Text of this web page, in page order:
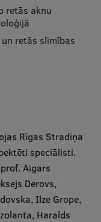
retās aknu
retās slimības
Rīgas Stradiņa
speciālisti.
Aigars
Derovs,
Ilze Grope,
Haralds